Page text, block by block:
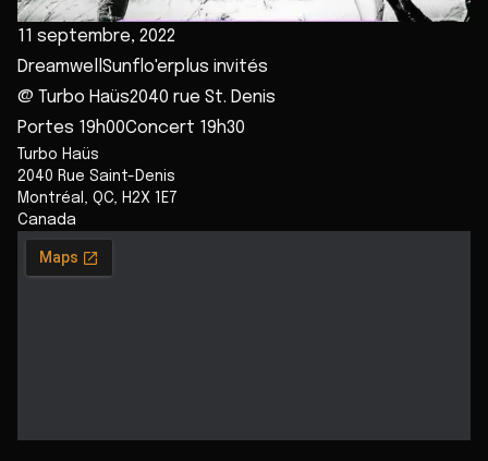
11 septembre, 2022
DreamwellSunflo'erplus invités
@ Turbo Haüs2040 rue St. Denis
Portes 19h00Concert 19h30
Turbo Haüs
2040 Rue Saint-Denis
Montréal , QC, H2X 1E7
Canada